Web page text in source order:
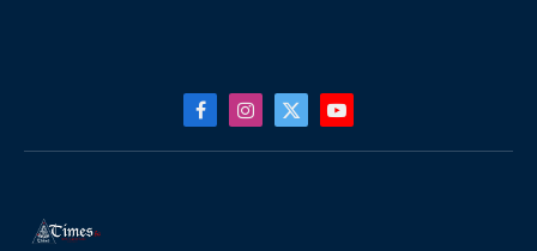
FacebookInstagram
X
(Twitter)
YouTube